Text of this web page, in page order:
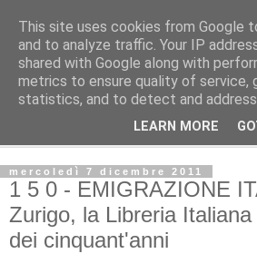
L'Avvenire dei
Cultura
mercoledì 7 dicembre 2011
1 5 0 - EMIGRAZIONE
Zurigo, la Libreria
dei cinquant'anni
This site uses cookies from Google
and to analyze traffic. Your IP
shared with Google along with
metrics to ensure quality of service,
statistics, and to detect and address
LEARN MORE